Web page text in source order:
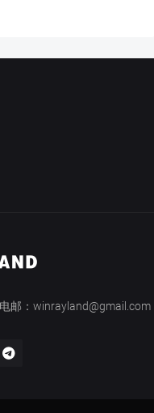
邮：winrayland@gmail.com